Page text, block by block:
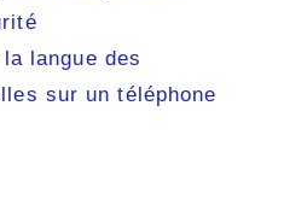
langue des
sur un téléphone